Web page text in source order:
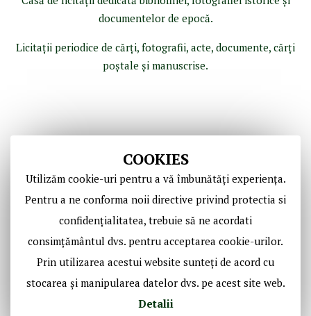
COOKIES
Utilizăm cookie-uri pentru a vă îmbunătăți experiența.
Pentru a ne conforma noii directive privind protectia si
confidențialitatea, trebuie să ne acordati
consimțământul dvs. pentru acceptarea cookie-urilor.
Prin utilizarea acestui website sunteți de acord cu
stocarea și manipularea datelor dvs. pe acest site web.
Detalii
documentelor de epocă.
Licitaţii periodice de cărţi, fotografii, acte, documente, cărţi
poştale şi manuscrise.
Copyright © Casa de Licitaţii Historic SRL
Social Media Historic